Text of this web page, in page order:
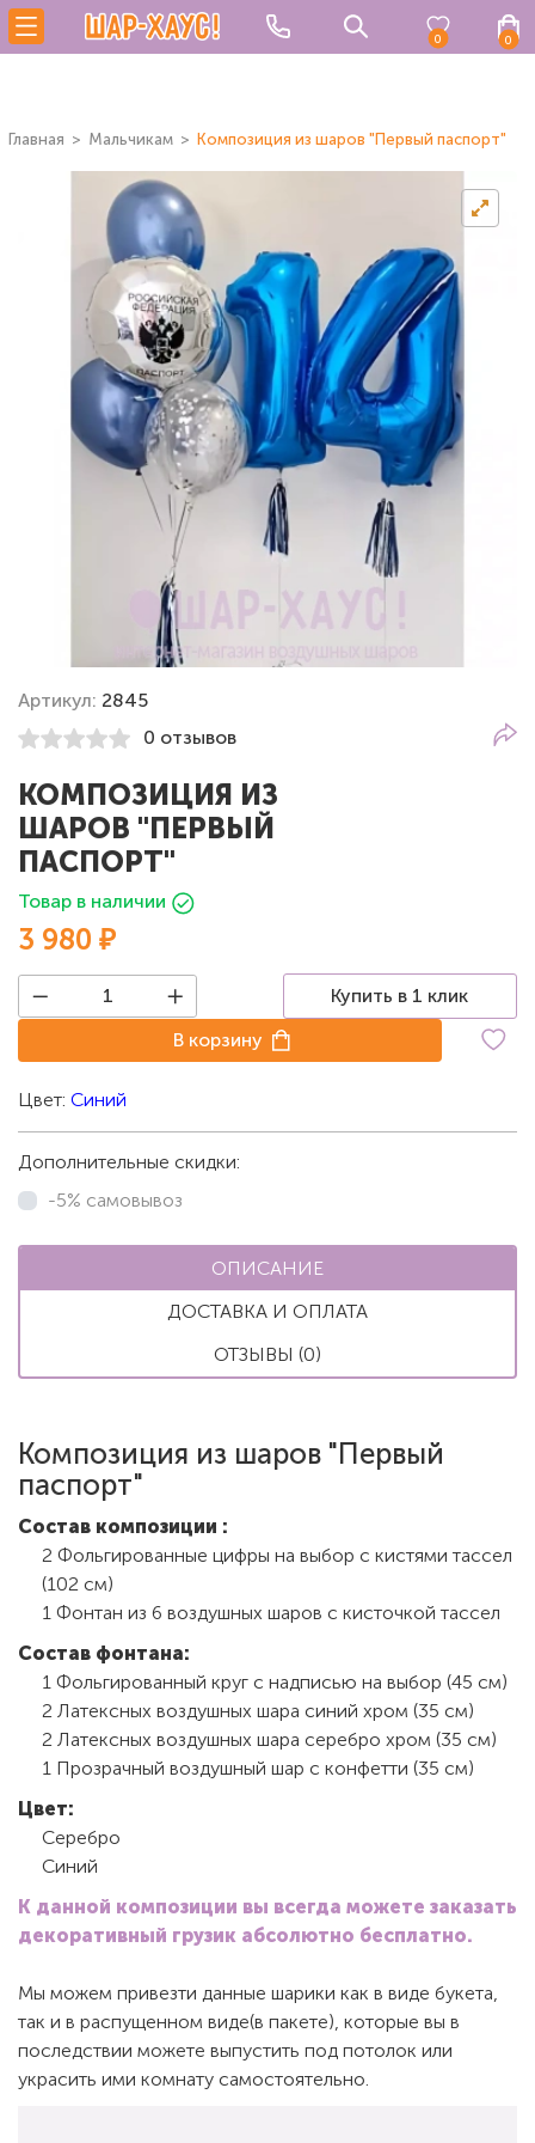
0 0
Главная Мальчикам Композиция из шаров "Первый паспорт"
Артикул: 2845
0 отзывов
КОМПОЗИЦИЯ ИЗ
ШАРОВ "ПЕРВЫЙ
ПАСПОРТ"
Товар в наличии
3 980 ₽
Купить в 1 клик
В корзину
Цвет: Синий
Дополнительные скидки:
-5% самовывоз
ОПИСАНИЕ
ДОСТАВКА И ОПЛАТА
ОТЗЫВЫ (0)
Композиция из шаров "Первый
паспорт"
Состав композиции :
2 Фольгированные цифры на выбор с кистями тассел
(102 см)
1 Фонтан из 6 воздушных шаров с кисточкой тассел
Состав фонтана:
1 Фольгированный круг с надписью на выбор (45 см)
2 Латексных воздушных шара синий хром (35 см)
2 Латексных воздушных шара серебро хром (35 см)
1 Прозрачный воздушный шар с конфетти (35 см)
Цвет:
Серебро
Синий
К данной композиции вы всегда можете заказать
декоративный грузик абсолютно бесплатно.
Мы можем привезти данные шарики как в виде букета,
так и в распущенном виде(в пакете), которые вы в
последствии можете выпустить под потолок или
украсить ими комнату самостоятельно.